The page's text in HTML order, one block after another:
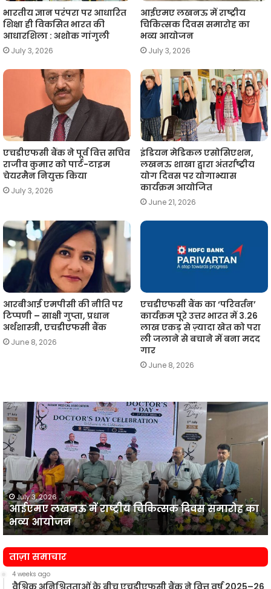
भारतीय ज्ञान परंपरा पर आधारित
शिक्षा ही विकसित भारत की
आधारशिला : अशोक गांगुली
July 3, 2026
आईएमए लखनऊ में राष्ट्रीय
चिकित्सक दिवस समारोह का
भव्य आयोजन
July 3, 2026
एचडीएफसी बैंक ने पूर्व वित्त सचिव
राजीव कुमार को पार्ट-टाइम
चेयरमैन नियुक्त किया
July 3, 2026
इंडियन मेडिकल एसोसिएशन,
लखनऊ शाखा द्वारा अंतर्राष्ट्रीय
योग दिवस पर योगाभ्यास
कार्यक्रम आयोजित
June 21, 2026
आरबीआई एमपीसी की नीति पर
टिप्पणी – साक्षी गुप्ता, प्रधान
अर्थशास्त्री, एचडीएफसी बैंक
June 8, 2026
एचडीएफसी बैंक का ‘परिवर्तन’
कार्यक्रम पूरे उत्तर भारत में 3.26
लाख एकड़ से ज़्यादा खेत को परा
ली जलाने से बचाने में बना मदद
गार
June 8, 2026
आईएमए
लखनऊ
में
राष्ट्रीय
चिकित्सक
दिवस
समारोह
का
भव्य
आयोजन
July 3, 2026
आईएमए लखनऊ में राष्ट्रीय चिकित्सक दिवस समारोह का
भव्य आयोजन
ताज़ा समाचार
4 weeks ago